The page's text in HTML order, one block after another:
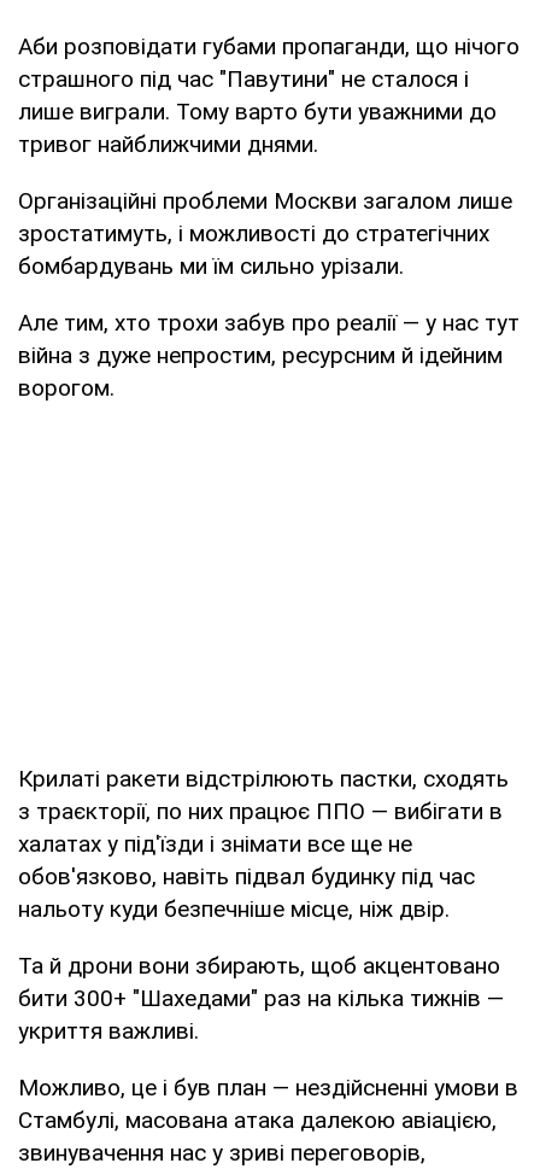
Аби розповідати губами пропаганди, що нічого
страшного під час "Павутини" не сталося і
лише виграли. Тому варто бути уважними до
тривог найближчими днями.
Організаційні проблеми Москви загалом лише
зростатимуть, і можливості до стратегічних
бомбардувань ми їм сильно урізали.
Але тим, хто трохи забув про реалії — у нас тут
війна з дуже непростим, ресурсним й ідейним
ворогом.
Крилаті ракети відстрілюють пастки, сходять
з траєкторії, по них працює ППО — вибігати в
халатах у під'їзди і знімати все ще не
обов'язково, навіть підвал будинку під час
нальоту куди безпечніше місце, ніж двір.
Та й дрони вони збирають, щоб акцентовано
бити 300+ "Шахедами" раз на кілька тижнів —
укриття важливі.
Можливо, це і був план — нездійсненні умови в
Стамбулі, масована атака далекою авіацією,
звинувачення нас у зриві переговорів,